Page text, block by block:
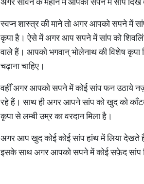
स्वप्न शास्त्र की माने तो अगर आपको सपने में
कृपा है। ऐसे में अगर आप सपने में सांप को
वाले हैं। आपको भगवान् भोलेनाथ की विशेष
चढ़ाना चाहिए।
वहीँ अगर आपको सपने में कोई सांप फन उठाये
रहे हैं। साथ ही अगर आपने सांप को खुद को
कृपा से लम्बी उम्र का वरदान मिला है।
अगर आप खुद कोई कोई सांप हांथ में लिया देखते
इसके साथ अगर आपको सपने में कोई सफ़ेद सांप